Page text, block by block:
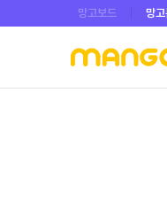
망고보드 망